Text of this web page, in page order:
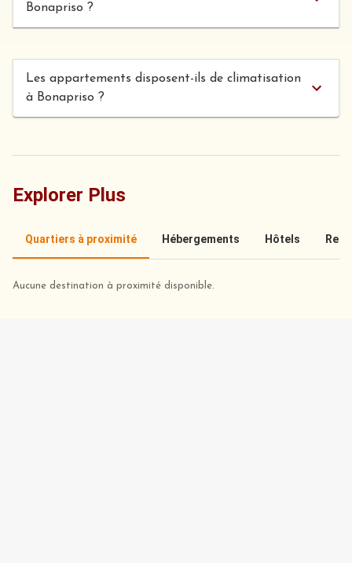
Bonapriso ?
Les appartements disposent-ils de climatisation
à Bonapriso ?
Explorer Plus
Quartiers à proximité Hébergements Hôtels
Aucune destination à proximité disponible.